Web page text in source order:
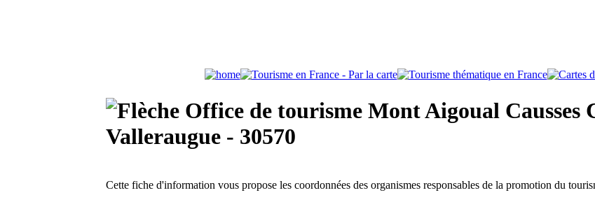
Office de tourisme Mont Aigoual Causses
Valleraugue - 30570
Cette fiche d'information vous propose les coordonnées des organismes responsables de la promotion du